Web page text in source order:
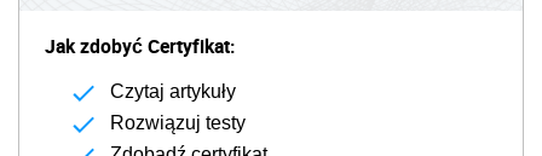
Jak zdobyć Certyfikat:
Czytaj artykuły
Rozwiązuj testy